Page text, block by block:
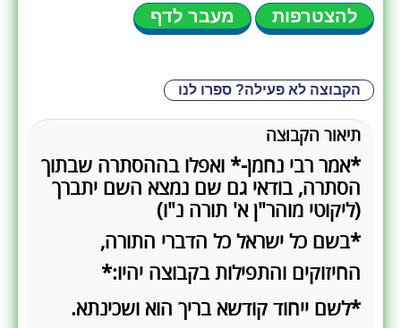
להצטרפות מעבר לדף
הקבוצה לא פעילה? ספרו לנו
תיאור הקבוצה
*אמר רבי נחמן-* ואפלו בההסתרה שבתוך
הסתרה, בודאי גם שם נמצא השם יתברך
(ליקוטי מוהר"ן א' תורה נ"ו)
*בשם כל ישראל כל הדברי התורה,
החיזוקים והתפילות בקבוצה יהיו:*
*לשם ייחוד קודשא בריך הוא ושכינתא.